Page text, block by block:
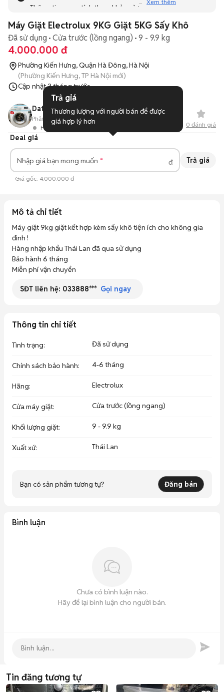
Thông tin mang tính tham khảo và bạn không thể liên hệ
tương tự khác dưới đây nhé!
Xem thêm
Máy Giặt Electrolux 9KG Giặt 5KG Sấy Khô
Đã sử dụng Cửa trước (lồng ngang) 9 - 9.9 kg
4.000.000 đ
Phường Kiến Hưng, Quận Hà Đông, Hà Nội
(Phường Kiến Hưng, TP Hà Nội mới)
Cập nhật3 tháng trước
Dat Nguyen
Hoạt động 6 giờ trước
Phản hồi: 91%36Đã bán
0 đánh giá
Deal giá
Nhập giá bạn mong muốn đ Trả giá
Giá gốc: 4.000.000 đ
Mô tả chi tiết
Máy giặt 9kg giặt kết hợp kèm sấy khô tiện ích cho không gia
đình !
Hàng nhập khẩu Thái Lan đã qua sử dụng
Bảo hành 6 tháng
Miễn phí vận chuyển
SĐT liên hệ: 033888*** Gọi ngay
Thông tin chi tiết
Tình trạng: Đã sử dụng
Chính sách bảo hành: 4-6 tháng
Hãng: Electrolux
Cửa máy giặt: Cửa trước (lồng ngang)
Khối lượng giặt: 9 - 9.9 kg
Xuất xứ: Thái Lan
Bạn có sản phẩm tương tự? Đăng bán
Bình luận
Chưa có bình luận nào.
Hãy để lại bình luận cho người bán.
Tin đăng tương tự
Trả giá
Thương lượng với người bán để được
giá hợp lý hơn